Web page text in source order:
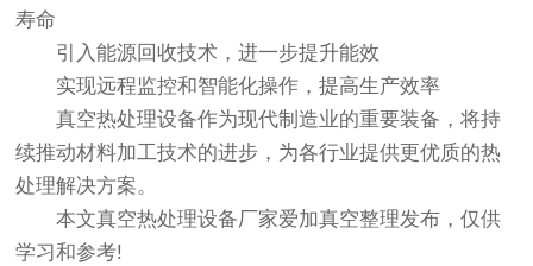
寿命
引入能源回收技术，进一步提升能效
实现远程监控和智能化操作，提高生产效率
真空热处理设备作为现代制造业的重要装备，将持
续推动材料加工技术的进步，为各行业提供更优质的热
处理解决方案。
本文真空热处理设备厂家爱加真空整理发布，仅供
学习和参考!